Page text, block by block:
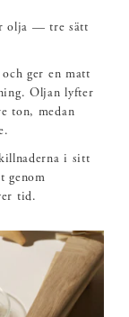
olja — tre sätt
ger en matt
Oljan lyfter
ton, medan
i sitt
genom
tid.